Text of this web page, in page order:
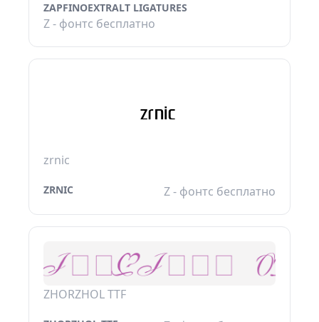
ZAPFINOEXTRALT LIGATURES
Z - фонтс бесплатно
zrnic
ZRNIC Z - фонтс бесплатно
ZHORZHOL TTF